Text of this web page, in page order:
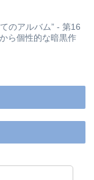
のアルバム” - 第16
ら個性的な暗黒作